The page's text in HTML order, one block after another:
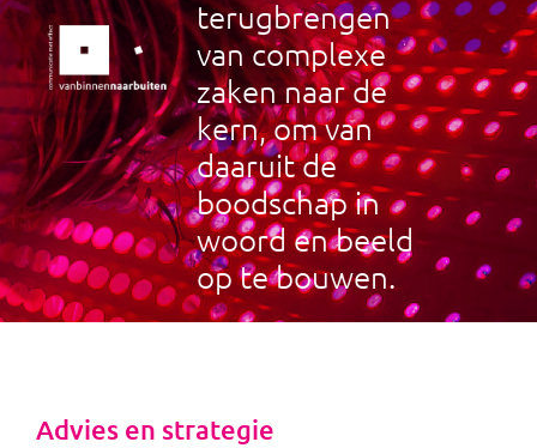
Contact
terugbrengen
van complexe
zaken naar de
kern, om van
daaruit de
boodschap in
woord en beeld
op te bouwen.
Advies en strategie